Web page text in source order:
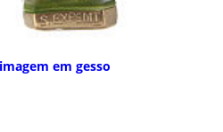
em gesso